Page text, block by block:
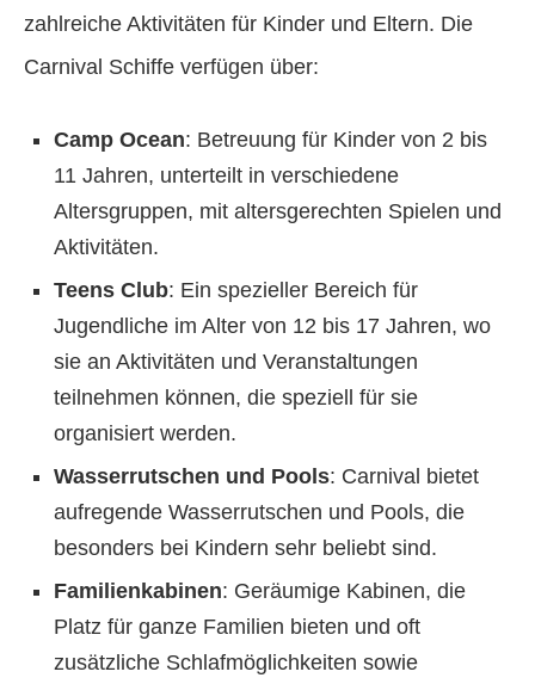
zahlreiche Aktivitäten für Kinder und Eltern. Die
Carnival Schiffe verfügen über:
Camp Ocean: Betreuung für Kinder von 2 bis
11 Jahren, unterteilt in verschiedene
Altersgruppen, mit altersgerechten Spielen und
Aktivitäten.
Teens Club: Ein spezieller Bereich für
Jugendliche im Alter von 12 bis 17 Jahren, wo
sie an Aktivitäten und Veranstaltungen
teilnehmen können, die speziell für sie
organisiert werden.
Wasserrutschen und Pools: Carnival bietet
aufregende Wasserrutschen und Pools, die
besonders bei Kindern sehr beliebt sind.
Familienkabinen: Geräumige Kabinen, die
Platz für ganze Familien bieten und oft
zusätzliche Schlafmöglichkeiten sowie